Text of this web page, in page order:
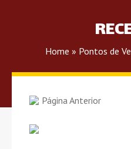
Home » Pontos de
Página Anterior